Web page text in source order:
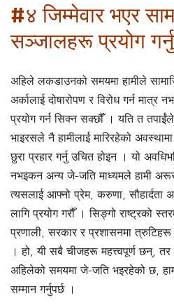
#४ जिम्मेवार भएर
सञ्जालहरू प्रयोग
अहिले लकडाउनको समयमा हामीले
अर्कालाई दोषारोपण र विरोध गर्न
प्रयोग गर्न सिक्न सक्छौँ । यति त
भाइरसले नै हामीलाई मारिरहेको
छुरा प्रहार गर्नु उचित होइन । यो
नभइकन अन्य जे-जति माध्यमले हामी
त्यसलाई आफ्नो प्रेम, करुणा, सौहार्दता
लागि प्रयोग गरौँ । सिङ्गो राष्ट्रको
प्रणाली, सरकार र प्रशासनमा त्रुटिहरू
। हो, यी सबै चीजहरू महत्त्वपूर्ण छन्,
अहिलेको समयमा जे-जति भइरहेको छ,
सम्मान गर्नुपर्छ ।